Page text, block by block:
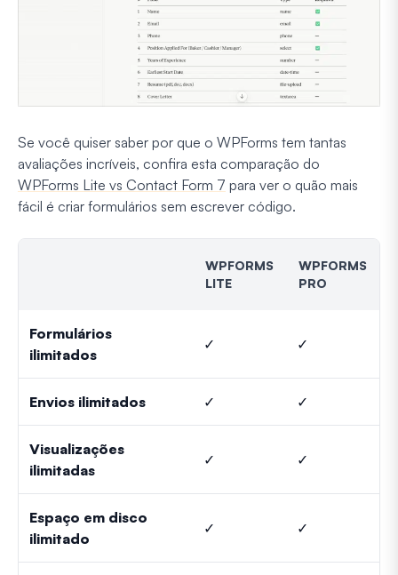
Se você quiser saber por que o WPForms tem tantas
avaliações incríveis, confira esta comparação do
WPForms Lite vs Contact Form 7 para ver o quão mais
fácil é criar formulários sem escrever código.
WPFORMS
LITE
WPFORMS
PRO
Formulários
ilimitados
✓ ✓
Envios ilimitados ✓ ✓
Visualizações
ilimitadas
✓ ✓
Espaço em disco
ilimitado
✓ ✓